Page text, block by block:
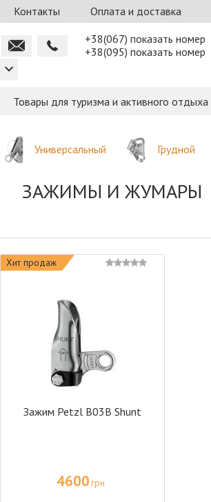
Контакты Оплата и доставка
+38(067) показать номер
+38(095) показать номер
Товары для туризма и активного отдыха
Универсальный Грудной
ЗАЖИМЫ И ЖУМАРЫ
Хит продаж
Зажим Petzl В03B Shunt
4600грн